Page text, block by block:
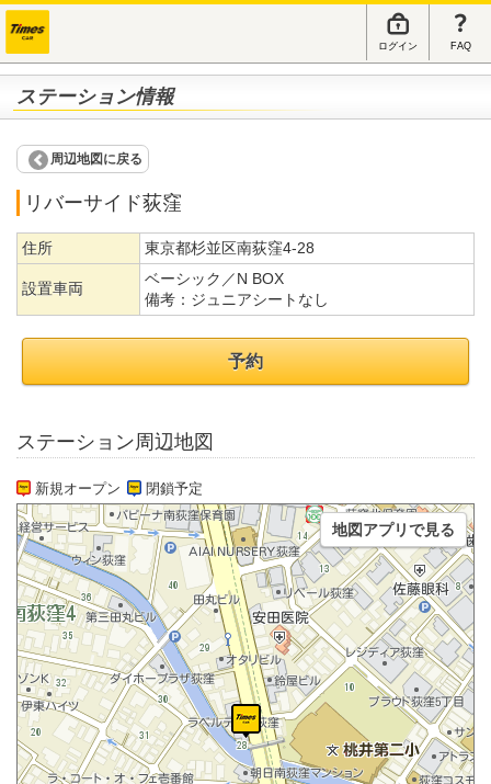
ログイン FAQ
ステーション情報
周辺地図に戻る
リバーサイド荻窪
住所 東京都杉並区南荻窪4-28
設置車両
ベーシック／N BOX
備考： ジュニアシートなし
予約
ステーション周辺地図
新規オープン 閉鎖予定
地図アプリで見る